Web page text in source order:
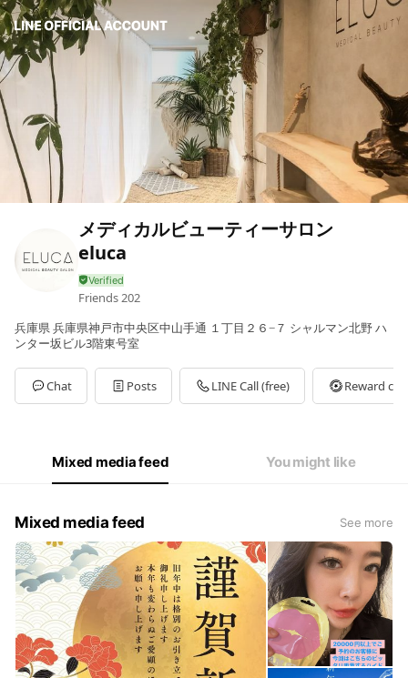
メディカルビューティーサロン
eluca
Friends202
兵庫県 兵庫県神戸市中央区中山手通 １丁目２６−７ シャルマン北野 ハ
ンター坂ビル3階東号室
Chat Posts LINE Call (free) Reward
Mixed media feed You might like
Mixed media feed See more